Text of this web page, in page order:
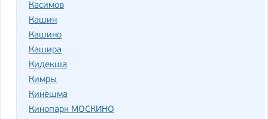
Касимов
Кашин
Кашино
Кашира
Кидекша
Кимры
Кинешма
Кинопарк МОСКИНО